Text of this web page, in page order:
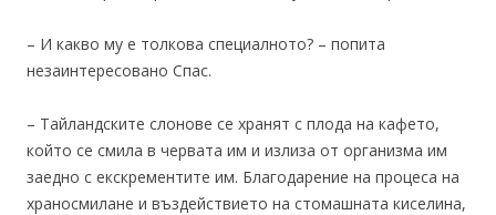
– И какво му е толкова специалното? – попита
незаинтересовано Спас.
– Тайландските слонове се хранят с плода на кафето,
който се смила в червата им и излиза от организма им
заедно с екскрементите им. Благодарение на процеса на
храносмилане и въздействието на стомашната киселина,